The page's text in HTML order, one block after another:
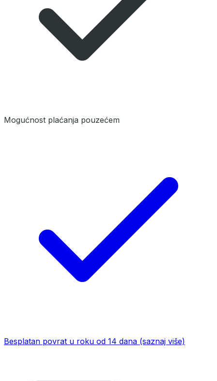
Mogućnost plaćanja pouzećem
Besplatan povrat u roku od 14 dana (saznaj više)